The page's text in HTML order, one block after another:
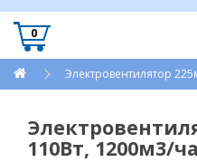
0
Электровентилятор
110Вт, 1200м3/